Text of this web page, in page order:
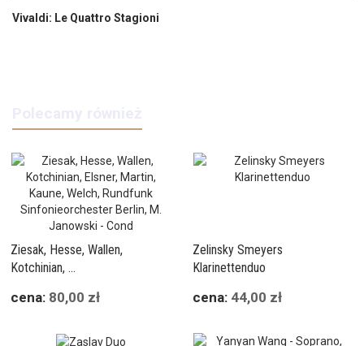
Vivaldi: Le Quattro Stagioni
Ziesak, Hesse, Wallen,
Kotchinian, ...
cena: 80,00 zł
Zelinsky Smeyers
Klarinettenduo
cena: 44,00 zł